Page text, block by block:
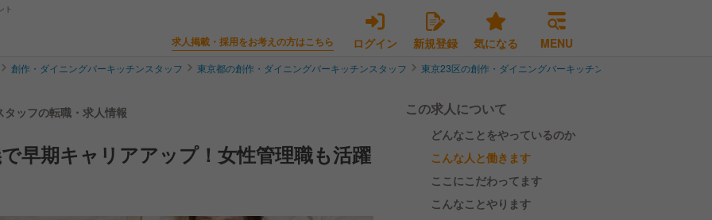
ト
求人掲載・採用をお考えの方はこちら ログイン 新規登録 気になる MENU
創作・ダイニングバーキッチンスタッフ 東京都の創作・ダイニングバーキッチンスタッフ 東京23区の創作・ダイニングバーキッチンスタッフ
ッフの転職・求人情報
早期キャリアアップ！女性管理職も活躍
この求人について
どんなことをやっているのか
こんな人と働きます
ここにこだわってます
こんなことやります